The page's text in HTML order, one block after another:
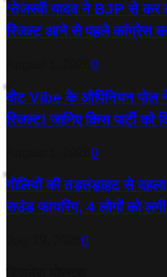
‘तेजस्‍वी यादव ने BJP से कर
रिजल्‍ट आने से पहले कांग्रेस
0
वोट Vibe के ओपिनियन पोल ने
रिजल्ट! जानिए किस पार्टी को
0
गोलियों की तड़तड़ाहट से
राउंड फायरिंग, 4 लोगों को
0